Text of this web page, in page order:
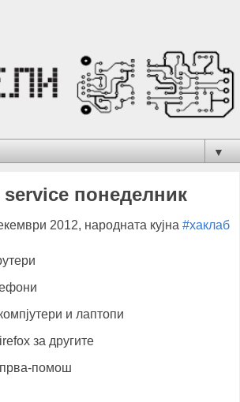
▼
понеделник
2012, народната кујна #хаклаб
и лаптопи
за другите
помош